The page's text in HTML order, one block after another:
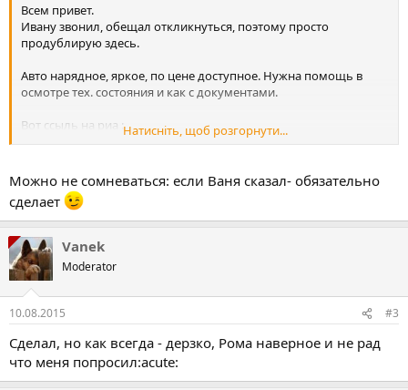
Всем привет.
Ивану звонил, обещал откликнуться, поэтому просто
продублирую здесь.
Авто нарядное, яркое, по цене доступное. Нужна помощь в
осмотре тех. состояния и как с документами.
Вот ссыль на риа :
https://auto.ria.com/auto_bmw_740_15892506.html
Натисніть, щоб розгорнути...
Можно не сомневаться: если Ваня сказал- обязательно
сделает
Vanek
Moderator
10.08.2015 #3
Сделал, но как всегда - дерзко, Рома наверное и не рад
что меня попросил:acute: